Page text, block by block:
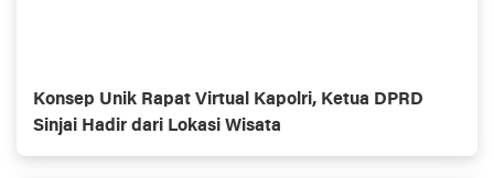
Konsep Unik Rapat Virtual Kapolri, Ketua DPRD
Sinjai Hadir dari Lokasi Wisata